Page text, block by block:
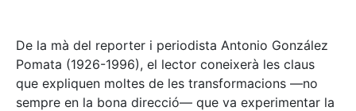
De la mà del reporter i periodista Antonio González
Pomata (1926-1996), el lector coneixerà les claus
que expliquen moltes de les transformacions —no
sempre en la bona direcció— que va experimentar la